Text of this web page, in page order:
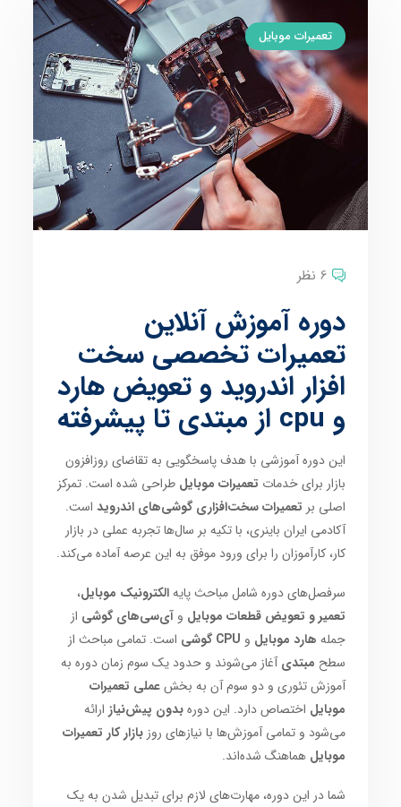
تعمیرات موبایل
6 نظر
دوره آموزش آنلاین
تعمیرات تخصصی سخت
افزار اندروید و تعویض هارد
و cpu از مبتدی تا پیشرفته
این دوره آموزشی با هدف پاسخگویی به تقاضای روزافزون
بازار برای خدمات تعمیرات موبایل طراحی شده است. تمرکز
اصلی بر تعمیرات سخت‌افزاری گوشی‌های اندروید است.
آکادمی ایران باینری، با تکیه بر سال‌ها تجربه عملی در بازار
کار، کارآموزان را برای ورود موفق به این عرصه آماده می‌کند.
سرفصل‌های دوره شامل مباحث پایهالکترونیک موبایل،
تعمیر و تعویض قطعات موبایل وآی‌سی‌های گوشی از
جمله هارد موبایل و CPU گوشی
است. تمامی مباحث از
سطح مبتدیآغاز می‌شوند و حدود یک سوم زمان دوره به
آموزش تئوری و دو سوم آن به بخشعملی تعمیرات
موبایل اختصاص دارد. این دورهبدون پیش‌نیاز ارائه
می‌شود و تمامی آموزش‌ها با نیازهای روزبازار کار تعمیرات
موبایل هماهنگ شده‌اند.
شما در این دوره، مهارت‌های لازم برای تبدیل شدن به یک